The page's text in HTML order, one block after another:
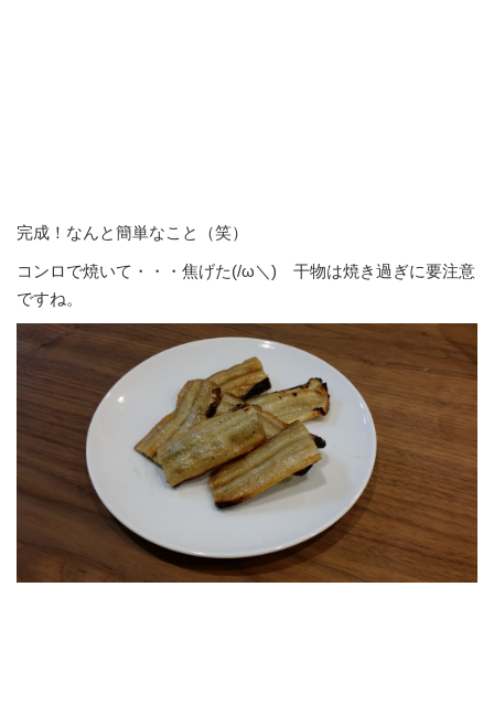
完成！なんと簡単なこと（笑）
コンロで焼いて・・・焦げた(/ω＼) 干物は焼き過ぎに要注意
ですね。